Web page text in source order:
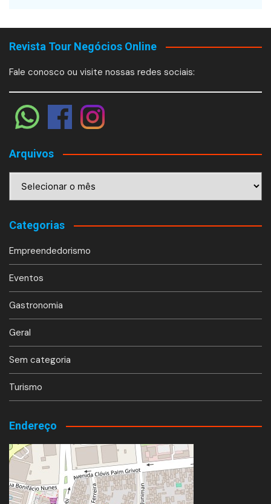
Revista Tour Negócios Online
Fale conosco ou visite nossas redes sociais:
Arquivos
Categorias
Empreendedorismo
Eventos
Gastronomia
Geral
Sem categoria
Turismo
Endereço